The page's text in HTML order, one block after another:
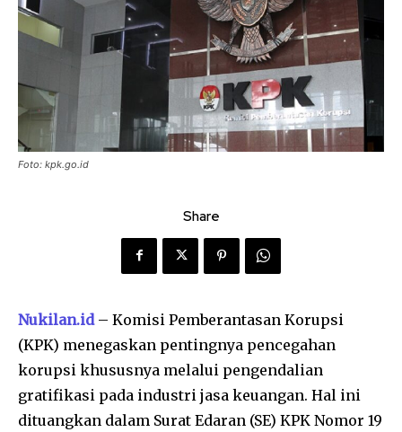
Foto: kpk.go.id
Share
Nukilan.id– Komisi Pemberantasan Korupsi
(KPK) menegaskan pentingnya pencegahan
korupsi khususnya melalui pengendalian
gratifikasi pada industri jasa keuangan. Hal ini
dituangkan dalam Surat Edaran (SE) KPK Nomor 19